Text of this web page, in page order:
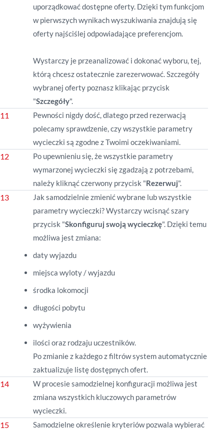
uporządkować dostępne oferty. Dzięki tym funkcjom
w pierwszych wynikach wyszukiwania znajdują się
oferty najściślej odpowiadające preferencjom.
Wystarczy je przeanalizować i dokonać wyboru, tej,
którą chcesz ostatecznie zarezerwować. Szczegóły
wybranej oferty poznasz klikając przycisk
"Szczegóły".
Pewności nigdy dość, dlatego przed rezerwacją
polecamy sprawdzenie, czy wszystkie parametry
wycieczki są zgodne z Twoimi oczekiwaniami.
Po upewnieniu się, że wszystkie parametry
wymarzonej wycieczki się zgadzają z potrzebami,
należy kliknąć czerwony przycisk "Rezerwuj".
Jak samodzielnie zmienić wybrane lub wszystkie
parametry wycieczki? Wystarczy wcisnąć szary
przycisk "Skonfiguruj swoją wycieczkę". Dzięki temu
możliwa jest zmiana:
daty wyjazdu
miejsca wyloty / wyjazdu
środka lokomocji
długości pobytu
wyżywienia
ilości oraz rodzaju uczestników.
Po zmianie z każdego z filtrów system automatycznie
zaktualizuje listę dostępnych ofert.
W procesie samodzielnej konfiguracji możliwa jest
zmiana wszystkich kluczowych parametrów
wycieczki.
Samodzielne określenie kryteriów pozwala wybierać